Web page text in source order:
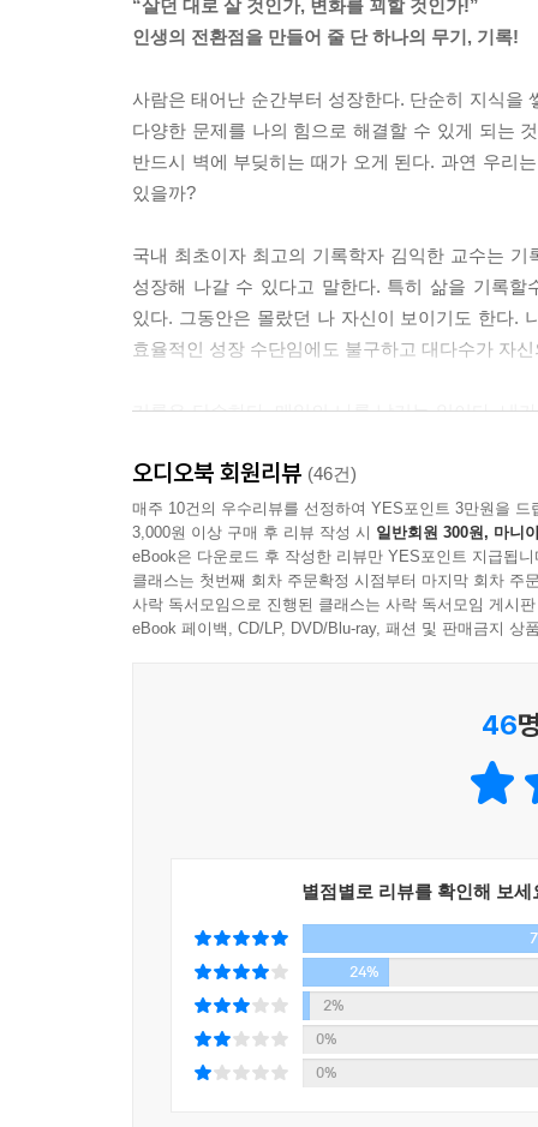
“살던 대로 살 것인가, 변화를 꾀할 것인가!”
인생의 전환점을 만들어 줄 단 하나의 무기, 기록!
사람은 태어난 순간부터 성장한다. 단순히 지식을
다양한 문제를 나의 힘으로 해결할 수 있게 되는
반드시 벽에 부딪히는 때가 오게 된다. 과연 우리
있을까?
국내 최초이자 최고의 기록학자 김익한 교수는
성장해 나갈 수 있다고 말한다. 특히 삶을 기록
있다. 그동안은 몰랐던 나 자신이 보이기도 한다.
효율적인 성장 수단임에도 불구하고 대다수가 자
기록은 단순하다. 매일의 나를 남기는 일이다. 내
결국 기록은 ‘생각’에서 출발한다. 생각은 기록이
대한민국 1호 기록학자 김익한 교수가 최초로 전하
인생에서 무엇을 기록하고 실천해야 하는지에 대
『거인의 노트』는 대한민국의 기록을 책임져온
3단계 성장 기록법은 쉽고 간단하며 누구에게나
이 책은 총 3부로 구성되어 있다. 1부 〈기록하
기록법〉을 담았다. 공부부터 대화, 생각, 일상,
저자는 젊은 시절 역사와 실천 사이에서 방황하
학자이자 유튜브 채널과 교육 프로그램을 통
때문’이라고 강조한다. 이 책은 사람들이 자신이
도와준다. 기록의 진짜 힘을 알게 될 때 기록은
오디오북 회원리뷰 (46건)
매주 10건의 우수리뷰를 선정하여 YES포인트 3만원을 드
3,000원 이상 구매 후 리뷰 작성 시 일반회원 300원, 마니
eBook은 다운로드 후 작성한 리뷰만 YES포인트 지급됩니
클래스는 첫번째 회차 주문확정 시점부터 마지막 회차 주
사락 독서모임으로 진행된 클래스는 사락 독서모임 게시
eBook 페이백, CD/LP, DVD/Blu-ray, 패션 및 판매금지 상
46
별점별로 리뷰를 확인해 보세
24%
2%
0%
0%